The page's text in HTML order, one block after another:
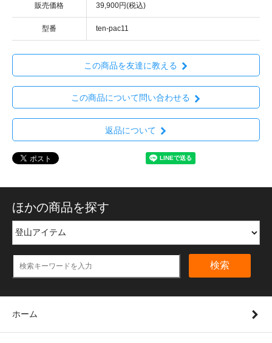
販売価格 39,900円(税込)
型番 ten-pac11
この商品を友達に教える
この商品について問い合わせる
返品について
ほかの商品を探す
検索
ホーム